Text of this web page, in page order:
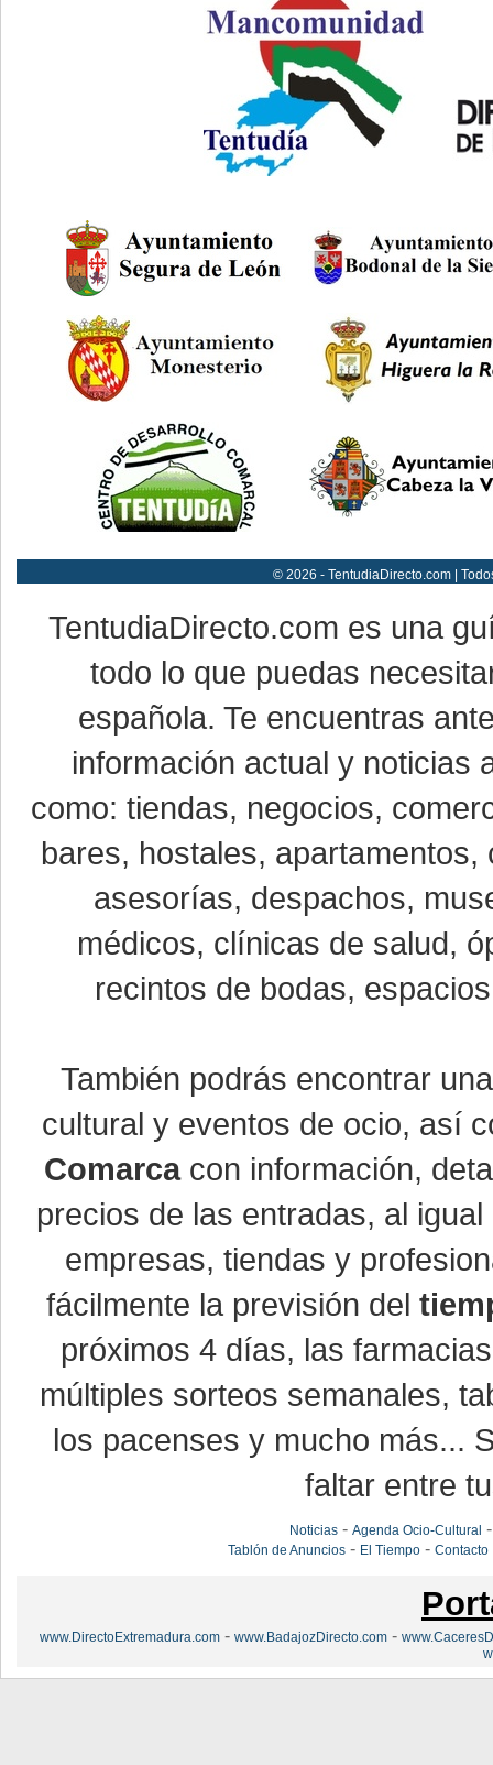
© 2026 - TentudiaDirecto.com |
TentudiaDirecto.com es una
todo lo que puedas
española. Te encuentras
información actual y noticias
como: tiendas, negocios,
bares, hostales,
asesorías, despachos,
médicos, clínicas de salud,
recintos de bodas,
También podrás encontrar
cultural y eventos de ocio, así
Comarcacon información,
precios de las entradas, al
empresas, tiendas y
fácilmente la previsión del
próximos 4 días, las
múltiples sorteos semanales,
los pacenses y mucho más...
faltar entre
Noticias -Agenda Ocio-Cultural
Tablón de Anuncios - El Tiempo -Contacto
www.DirectoExtremadura.com - www.BadajozDirecto.com -